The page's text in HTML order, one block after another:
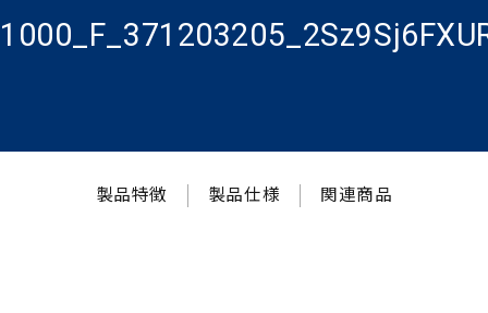
製品特徴 製品仕様 関連商品